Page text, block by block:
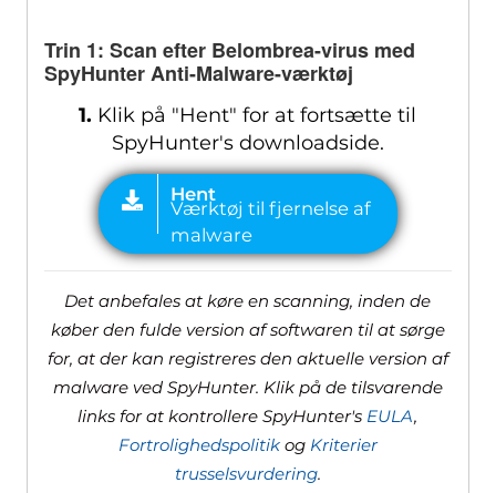
Trin 1: Scan efter Belombrea-virus med
SpyHunter Anti-Malware-værktøj
1. Klik på "Hent" for at fortsætte til
SpyHunter's downloadside.
Det anbefales at køre en scanning, inden de
køber den fulde version af softwaren til at sørge
for, at der kan registreres den aktuelle version af
malware ved SpyHunter. Klik på de tilsvarende
links for at kontrollere SpyHunter's EULA,
Fortrolighedspolitikog Kriterier
trusselsvurdering.